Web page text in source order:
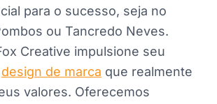
para o sucesso, seja no
ou Tancredo Neves.
Creative impulsione seu
design de marca que realmente
valores. Oferecemos